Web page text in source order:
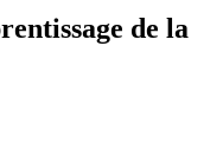
de la